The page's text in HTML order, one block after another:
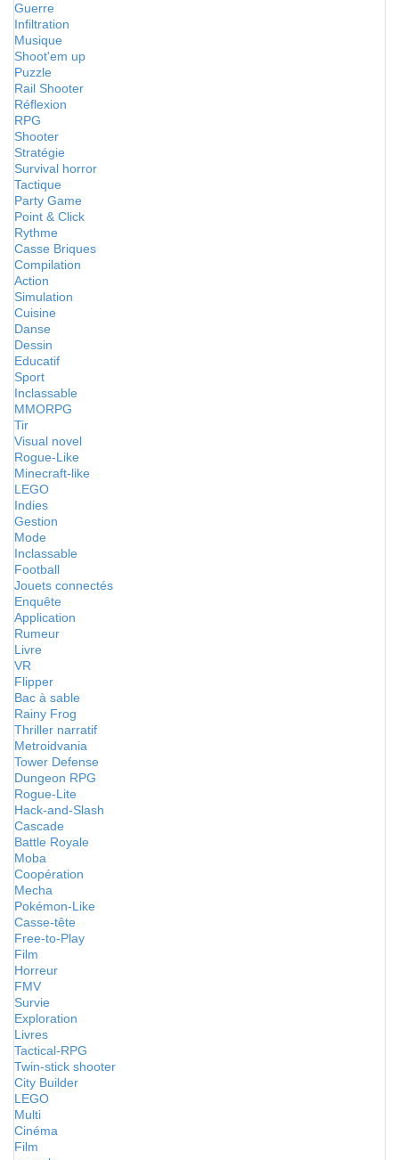
Guerre
Infiltration
Musique
Shoot'em up
Puzzle
Rail Shooter
Réflexion
RPG
Shooter
Stratégie
Survival horror
Tactique
Party Game
Point & Click
Rythme
Casse Briques
Compilation
Action
Simulation
Cuisine
Danse
Dessin
Educatif
Sport
Inclassable
MMORPG
Tir
Visual novel
Rogue-Like
Minecraft-like
LEGO
Indies
Gestion
Mode
Inclassable
Football
Jouets connectés
Enquête
Application
Rumeur
Livre
VR
Flipper
Bac à sable
Rainy Frog
Thriller narratif
Metroidvania
Tower Defense
Dungeon RPG
Rogue-Lite
Hack-and-Slash
Cascade
Battle Royale
Moba
Coopération
Mecha
Pokémon-Like
Casse-tête
Free-to-Play
Film
Horreur
FMV
Survie
Exploration
Livres
Tactical-RPG
Twin-stick shooter
City Builder
LEGO
Multi
Cinéma
Film